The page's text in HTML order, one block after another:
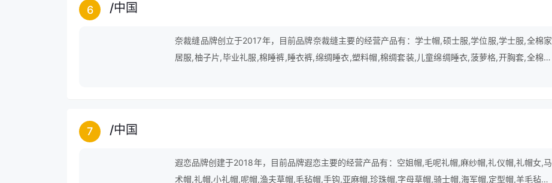
6 /中国
奈裁缝品牌创立于2017年，目前品牌奈裁缝主要的经营产品有：学士帽,硕士服,学位服,学士服,全棉家
居服,柚子片,毕业礼服,棉睡裤,睡衣裤,绵绸睡衣,塑料帽,棉绸套装,儿童绵绸睡衣,菠萝格,开胸套,全棉睡
7 /中国
遐恋品牌创建于2018年，目前品牌遐恋主要的经营产品有：空姐帽,毛呢礼帽,麻纱帽,礼仪帽,礼帽女,马
术帽,礼帽,小礼帽,呢帽,渔夫草帽,毛毡帽,手钩,亚麻帽,珍珠帽,字母草帽,骑士帽,海军帽,定型帽,羊毛毡帽,